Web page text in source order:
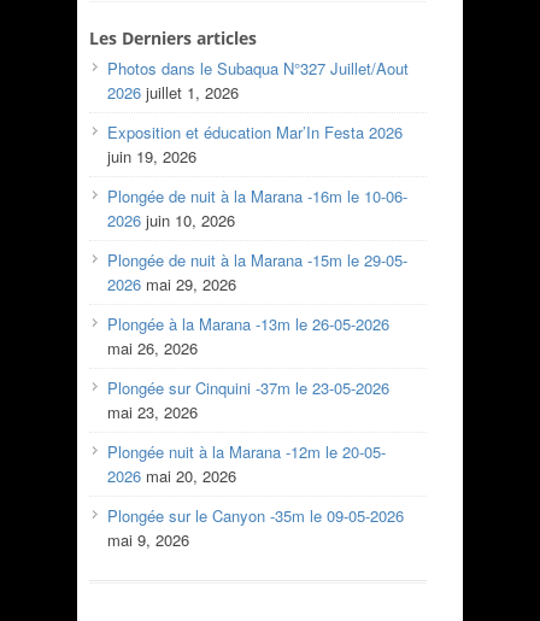
Les Derniers articles
Photos dans le Subaqua N°327 Juillet/Aout
2026 juillet 1, 2026
Exposition et éducation Mar’In Festa 2026
juin 19, 2026
Plongée de nuit à la Marana -16m le 10-06-
2026 juin 10, 2026
Plongée de nuit à la Marana -15m le 29-05-
2026 mai 29, 2026
Plongée à la Marana -13m le 26-05-2026
mai 26, 2026
Plongée sur Cinquini -37m le 23-05-2026
mai 23, 2026
Plongée nuit à la Marana -12m le 20-05-
2026 mai 20, 2026
Plongée sur le Canyon -35m le 09-05-2026
mai 9, 2026